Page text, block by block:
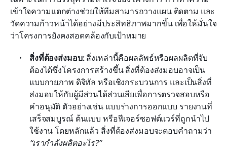
เข้าใจความแตกต่างช่วยให้ทีมสามารถวางแผน ติดตาม และ
วัดความก้าวหน้าได้อย่างมีประสิทธิภาพมากขึ้น เพื่อให้มั่นใจ
ว่าโครงการยังคงสอดคล้องกับเป้าหมาย
สิ่งที่ต้องส่งมอบ: สิ่งเหล่านี้คือผลลัพธ์หรือผลผลิตที่จับ
ต้องได้ซึ่งโครงการสร้างขึ้น สิ่งที่ต้องส่งมอบอาจเป็น
แบบกายภาพ ดิจิทัล หรือเชิงกระบวนการ และเป็นสิ่งที่
ส่งมอบให้กับผู้มีส่วนได้ส่วนเสียเพื่อการตรวจสอบหรือ
คำอนุมัติ ตัวอย่างเช่น แบบร่างการออกแบบ รายงานที่
เสร็จสมบูรณ์ ต้นแบบ หรือฟีเจอร์ซอฟต์แวร์ที่ถูกนำไป
“เรากำลังผลิตอะไร?”